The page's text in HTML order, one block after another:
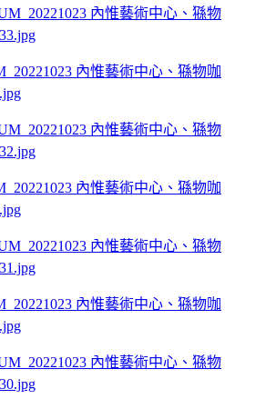
內惟藝術中心、猻物咖
內惟藝術中心、猻物咖
內惟藝術中心、猻物咖